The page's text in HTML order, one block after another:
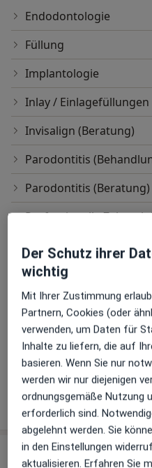
Endodontologie
Füllung
Implantologie
Inlay / Einlagefüllungen
Invisalign (Beratung)
Parodontitis
Parodontitis (Beratung)
Professionelle
Unsichtbare
Wurzelkanalbehandlung
Ästhetische
Ästhetische
Ästhetische
Wie funktioniert die
Praxen (2)
Der Schutz ihrer
wichtig
Mit Ihrer Zustimmung
Partnern, Cookies (oder
verwenden, um Daten für
Inhalte zu liefern, die auf
basieren. Wenn Sie nur
werden wir nur diejenigen
ordnungsgemäße Nutzung
erforderlich sind.
abgelehnt werden. Sie
in den Einstellungen
aktualisieren. Erfahren Sie